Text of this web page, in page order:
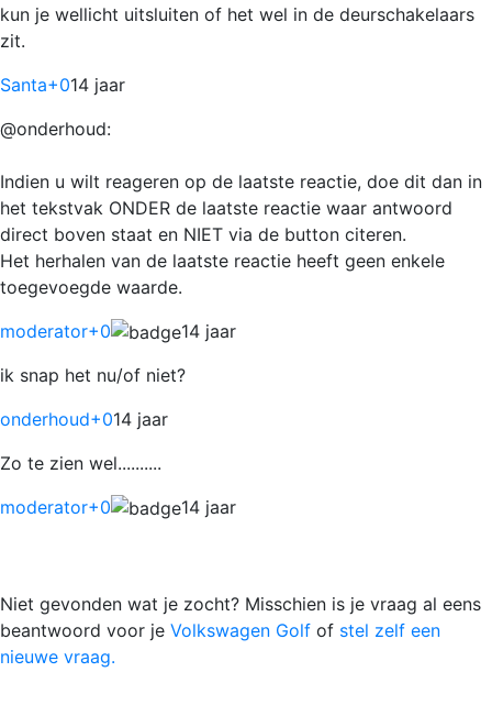
kun je wellicht uitsluiten of het wel in de deurschakelaars
zit.
Santa+014 jaar
@onderhoud:
Indien u wilt reageren op de laatste reactie, doe dit dan in
het tekstvak ONDER de laatste reactie waar antwoord
direct boven staat en NIET via de button citeren.
Het herhalen van de laatste reactie heeft geen enkele
toegevoegde waarde.
moderator+0
14 jaar
ik snap het nu/of niet?
onderhoud+014 jaar
Zo te zien wel..........
moderator+0 14 jaar
Niet gevonden wat je zocht? Misschien is je vraag al eens
beantwoord voor je Volkswagen Golf of stel zelf een
nieuwe vraag.